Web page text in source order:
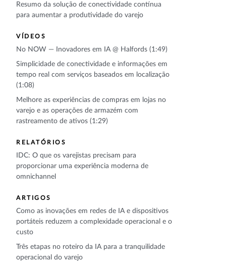
Resumo da solução de conectividade contínua
para aumentar a produtividade do varejo
VÍDEOS
No NOW — Inovadores em IA @ Halfords (1:49)
Simplicidade de conectividade e informações em
tempo real com serviços baseados em localização
(1:08)
Melhore as experiências de compras em lojas no
varejo e as operações de armazém com
rastreamento de ativos (1:29)
RELATÓRIOS
IDC: O que os varejistas precisam para
proporcionar uma experiência moderna de
omnichannel
ARTIGOS
Como as inovações em redes de IA e dispositivos
portáteis reduzem a complexidade operacional e o
custo
Três etapas no roteiro da IA para a tranquilidade
operacional do varejo